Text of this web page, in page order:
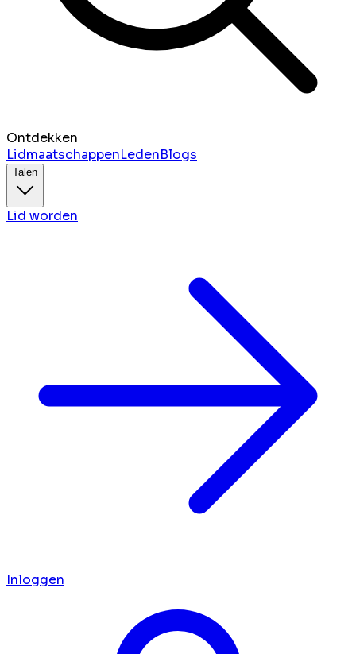
Ontdekken
LidmaatschappenLedenBlogs
Talen
Lid worden
Inloggen